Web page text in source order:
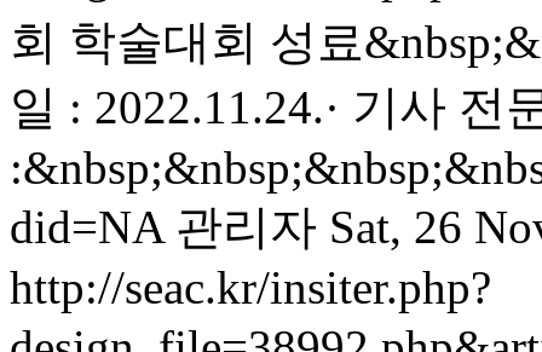
회 학술대회 성료
일 : 2022.11.24.· 기사 전
did=NA 관리자 Sat, 26
http://seac.kr/insiter.php?